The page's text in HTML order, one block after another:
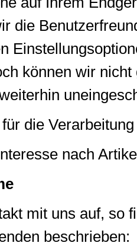
die
können wir
die
nach
mit uns auf, so
beschrieben: